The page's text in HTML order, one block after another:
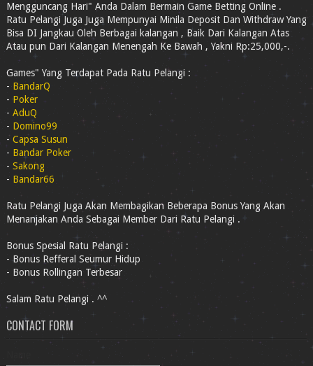
Mengguncang Hari" Anda Dalam Bermain Game Betting Online .
Ratu Pelangi Juga Juga Mempunyai Minila Deposit Dan Withdraw Yang
Bisa DI Jangkau Oleh Berbagai kalangan , Baik Dari Kalangan Atas
Atau pun Dari Kalangan Menengah Ke Bawah , Yakni Rp:25,000,-.
Games" Yang Terdapat Pada Ratu Pelangi :
- BandarQ
- Poker
- AduQ
- Domino99
- Capsa Susun
- Bandar Poker
- Sakong
- Bandar66
Ratu Pelangi Juga Akan Membagikan Beberapa Bonus Yang Akan
Menanjakan Anda Sebagai Member Dari Ratu Pelangi .
Bonus Spesial Ratu Pelangi :
- Bonus Refferal Seumur Hidup
- Bonus Rollingan Terbesar
Salam Ratu Pelangi . ^^
CONTACT FORM
Name